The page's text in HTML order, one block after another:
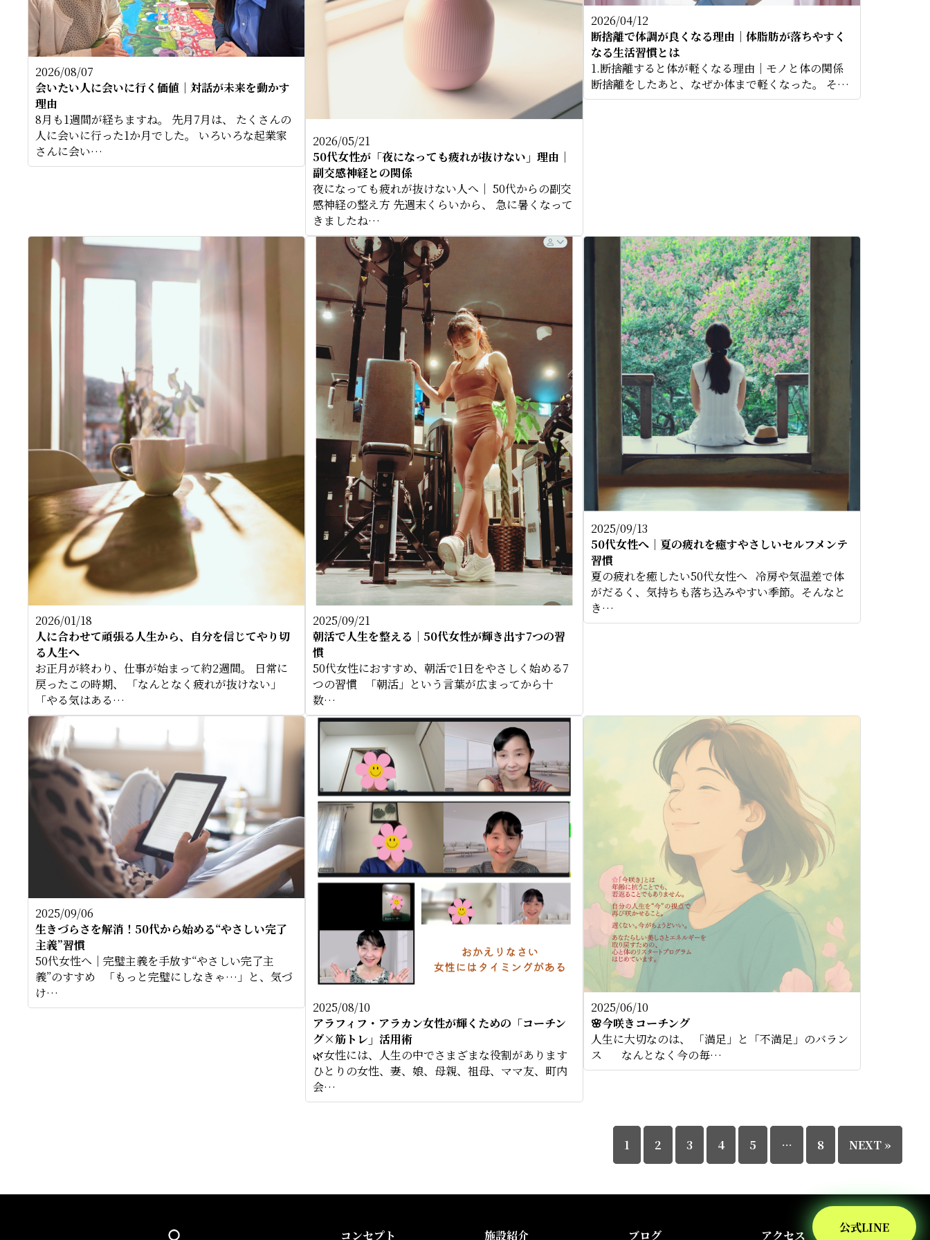
公式LINE
2026/08/07
会いたい人に会いに行く価値｜対話が未来を動かす
理由
8月も1週間が経ちますね。 先月7月は、 たくさんの
人に会いに行った1か月でした。 いろいろな起業家
さんに会い…
2026/05/21
50代女性が「夜になっても疲れが抜けない」理由｜
副交感神経との関係
夜になっても疲れが抜けない人へ｜ 50代からの副交
感神経の整え方 先週末くらいから、 急に暑くなって
きましたね…
2026/04/12
断捨離で体調が良くなる理由｜体脂肪が落ちやすく
なる生活習慣とは
1.断捨離すると体が軽くなる理由｜モノと体の関係
断捨離をしたあと、なぜか体まで軽くなった。 そ…
2026/01/18
人に合わせて頑張る人生から、自分を信じてやり切
る人生へ
お正月が終わり、仕事が始まって約2週間。 日常に
戻ったこの時期、 「なんとなく疲れが抜けない」
「やる気はある…
2025/09/21
朝活で人生を整える｜50代女性が輝き出す7つの習
慣
50代女性におすすめ、朝活で1日をやさしく始める7
つの習慣 「朝活」という言葉が広まってから十
数…
2025/09/13
50代女性へ｜夏の疲れを癒すやさしいセルフメンテ
習慣
夏の疲れを癒したい50代女性へ 冷房や気温差で体
がだるく、気持ちも落ち込みやすい季節。そんなと
き…
2025/09/06
生きづらさを解消！50代から始める“やさしい完了
主義”習慣
50代女性へ｜完璧主義を手放す“やさしい完了主
義”のすすめ 「もっと完璧にしなきゃ…」と、気づ
け…
2025/08/10
アラフィフ・アラカン女性が輝くための「コーチン
グ×筋トレ」活用術
🌿女性には、人生の中でさまざまな役割があります
ひとりの女性、妻、娘、母親、祖母、ママ友、町内
会…
2025/06/10
🌸今咲きコーチング
人生に大切なのは、 「満足」と「不満足」のバラン
ス なんとなく今の毎…
1 2 3 4 5 … 8 NEXT »
コンセプト 施設紹介 ブログ アクセス